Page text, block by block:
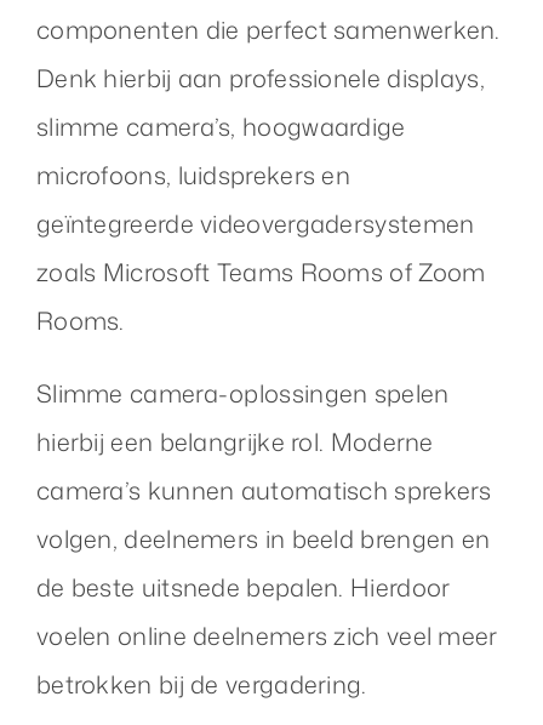
componenten die perfect samenwerken.
Denk hierbij aan professionele displays,
slimme camera’s, hoogwaardige
microfoons, luidsprekers en
geïntegreerde videovergadersystemen
zoals Microsoft Teams Rooms of Zoom
Rooms.
Slimme camera-oplossingen spelen
hierbij een belangrijke rol. Moderne
camera’s kunnen automatisch sprekers
volgen, deelnemers in beeld brengen en
de beste uitsnede bepalen. Hierdoor
voelen online deelnemers zich veel meer
betrokken bij de vergadering.